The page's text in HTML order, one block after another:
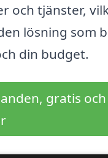
och tjänster,
lösning som
din budget.
gratis